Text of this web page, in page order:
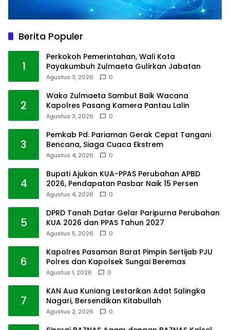
Berita Populer
1
Perkokoh Pemerintahan, Wali Kota
Payakumbuh Zulmaeta Gulirkan Jabatan
Agustus 3, 2026 0
2
Wako Zulmaeta Sambut Baik Wacana
Kapolres Pasang Kamera Pantau Lalin
Agustus 3, 2026 0
3
Pemkab Pd. Pariaman Gerak Cepat Tangani
Bencana, Siaga Cuaca Ekstrem
Agustus 4, 2026 0
4
Bupati Ajukan KUA-PPAS Perubahan APBD
2026, Pendapatan Pasbar Naik 15 Persen
Agustus 4, 2026 0
5
DPRD Tanah Datar Gelar Paripurna Perubahan
KUA 2026 dan PPAS Tahun 2027
Agustus 5, 2026 0
6
Kapolres Pasaman Barat Pimpin Sertijab PJU
Polres dan Kapolsek Sungai Beremas
Agustus 1, 2026 0
7
KAN Aua Kuniang Lestarikan Adat Salingka
Nagari, Bersendikan Kitabullah
Agustus 2, 2026 0